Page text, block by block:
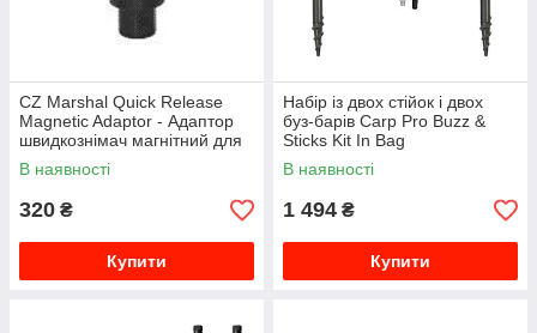
CZ Marshal Quick Release
Magnetic Adaptor - Адаптор
швидкознімач магнітний для
сигналізаторів
клювання(Ø1,6 x 3,7см)
В наявності
320 ₴
Купити
Набір із двох стійок і двох
буз-барів Carp Pro Buzz &
Sticks Kit In Bag
В наявності
1 494 ₴
Купити